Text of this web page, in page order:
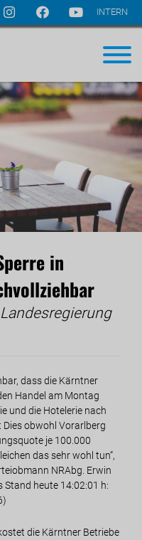
INTERN
in
dass die Kärntner
Handel am Montag
und die Hotelerie nach
obwohl Vorarlberg
je 100.000
das sehr wohl tun“,
NRAbg. Erwin
Stand heute 14:02:01 h:
die Kärntner Betriebe